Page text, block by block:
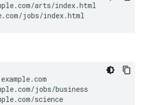
arts/index.html
jobs/index.html
jobs/business
science